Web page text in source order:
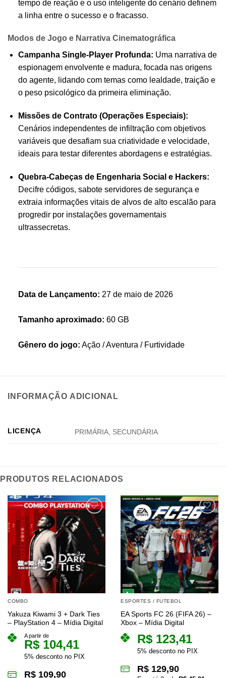
tempo de reação e o uso inteligente do cenário definem
a linha entre o sucesso e o fracasso.
Modos de Jogo e Narrativa Cinematográfica
Campanha Single-Player Profunda: Uma narrativa de
espionagem envolvente e madura, focada nas origens
do agente, lidando com temas como lealdade, traição e
o peso psicológico da primeira eliminação.
Missões de Contrato (Operações Especiais):
Cenários independentes de infiltração com objetivos
variáveis que desafiam sua criatividade e velocidade,
ideais para testar diferentes abordagens e estratégias.
Quebra-Cabeças de Engenharia Social e Hackers:
Decifre códigos, sabote servidores de segurança e
extraia informações vitais de alvos de alto escalão para
progredir por instalações governamentais
ultrassecretas.
Data de Lançamento: 27 de maio de 2026
Tamanho aproximado: 60 GB
Gênero do jogo: Ação / Aventura / Furtividade
INFORMAÇÃO ADICIONAL
LICENÇA PRIMÁRIA, SECUNDÁRIA
PRODUTOS RELACIONADOS
COMBO
Yakuza Kiwami 3 + Dark Ties
– PlayStation 4 – Mídia Digital
A partir de
R$ 104,41
5% desconto no PIX
R$ 109,90
ESPORTES / FUTEBOL
EA Sports FC 26 (FIFA 26) –
Xbox – Mídia Digital
R$ 123,41
5% desconto no PIX
R$ 129,90